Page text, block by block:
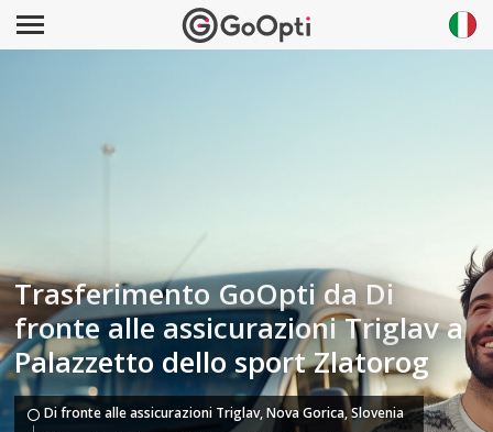
Trasferimento GoOpti da Di
fronte alle assicurazioni Triglav a
Palazzetto dello sport Zlatorog
Di fronte alle assicurazioni Triglav, Nova Gorica, Slovenia